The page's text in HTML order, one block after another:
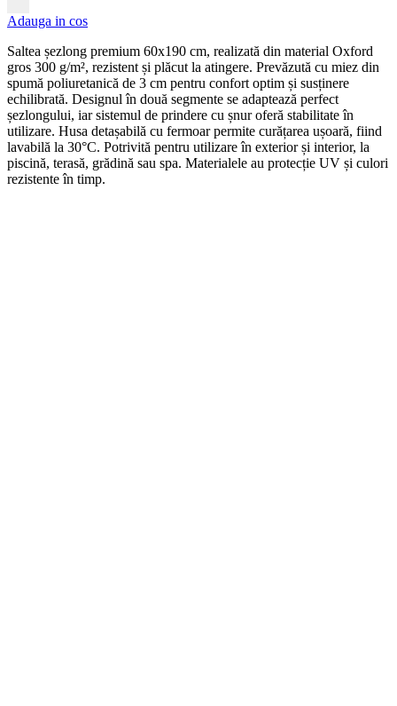
Adauga in cos
Saltea șezlong premium 60x190 cm, realizată din material Oxford
gros 300 g/m², rezistent și plăcut la atingere. Prevăzută cu miez din
spumă poliuretanică de 3 cm pentru confort optim și susținere
echilibrată. Designul în două segmente se adaptează perfect
șezlongului, iar sistemul de prindere cu șnur oferă stabilitate în
utilizare. Husa detașabilă cu fermoar permite curățarea ușoară, fiind
lavabilă la 30°C. Potrivită pentru utilizare în exterior și interior, la
piscină, terasă, grădină sau spa. Materialele au protecție UV și culori
rezistente în timp.